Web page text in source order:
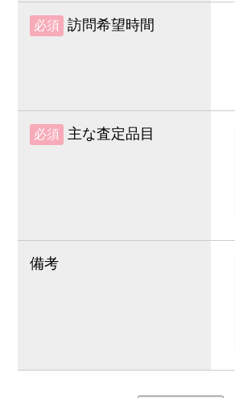
必須 訪問希望時間
必須 主な査定品目
備考